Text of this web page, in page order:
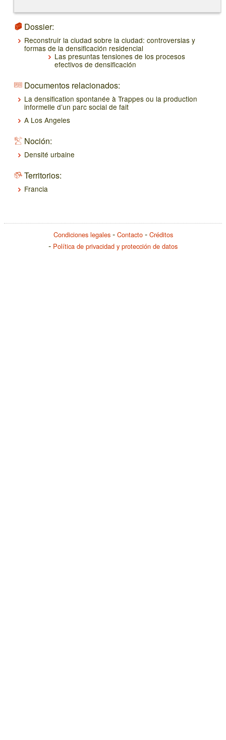
Dossier:
Reconstruir la ciudad sobre la ciudad: controversias y
formas de la densificación residencial
Las presuntas tensiones de los procesos
efectivos de densificación
Documentos relacionados:
La densification spontanée à Trappes ou la production
informelle d’un parc social de fait
A Los Angeles
Noción:
Densité urbaine
Territorios:
Francia
Condiciones legales Contacto
Créditos
Política de privacidad y protección de datos